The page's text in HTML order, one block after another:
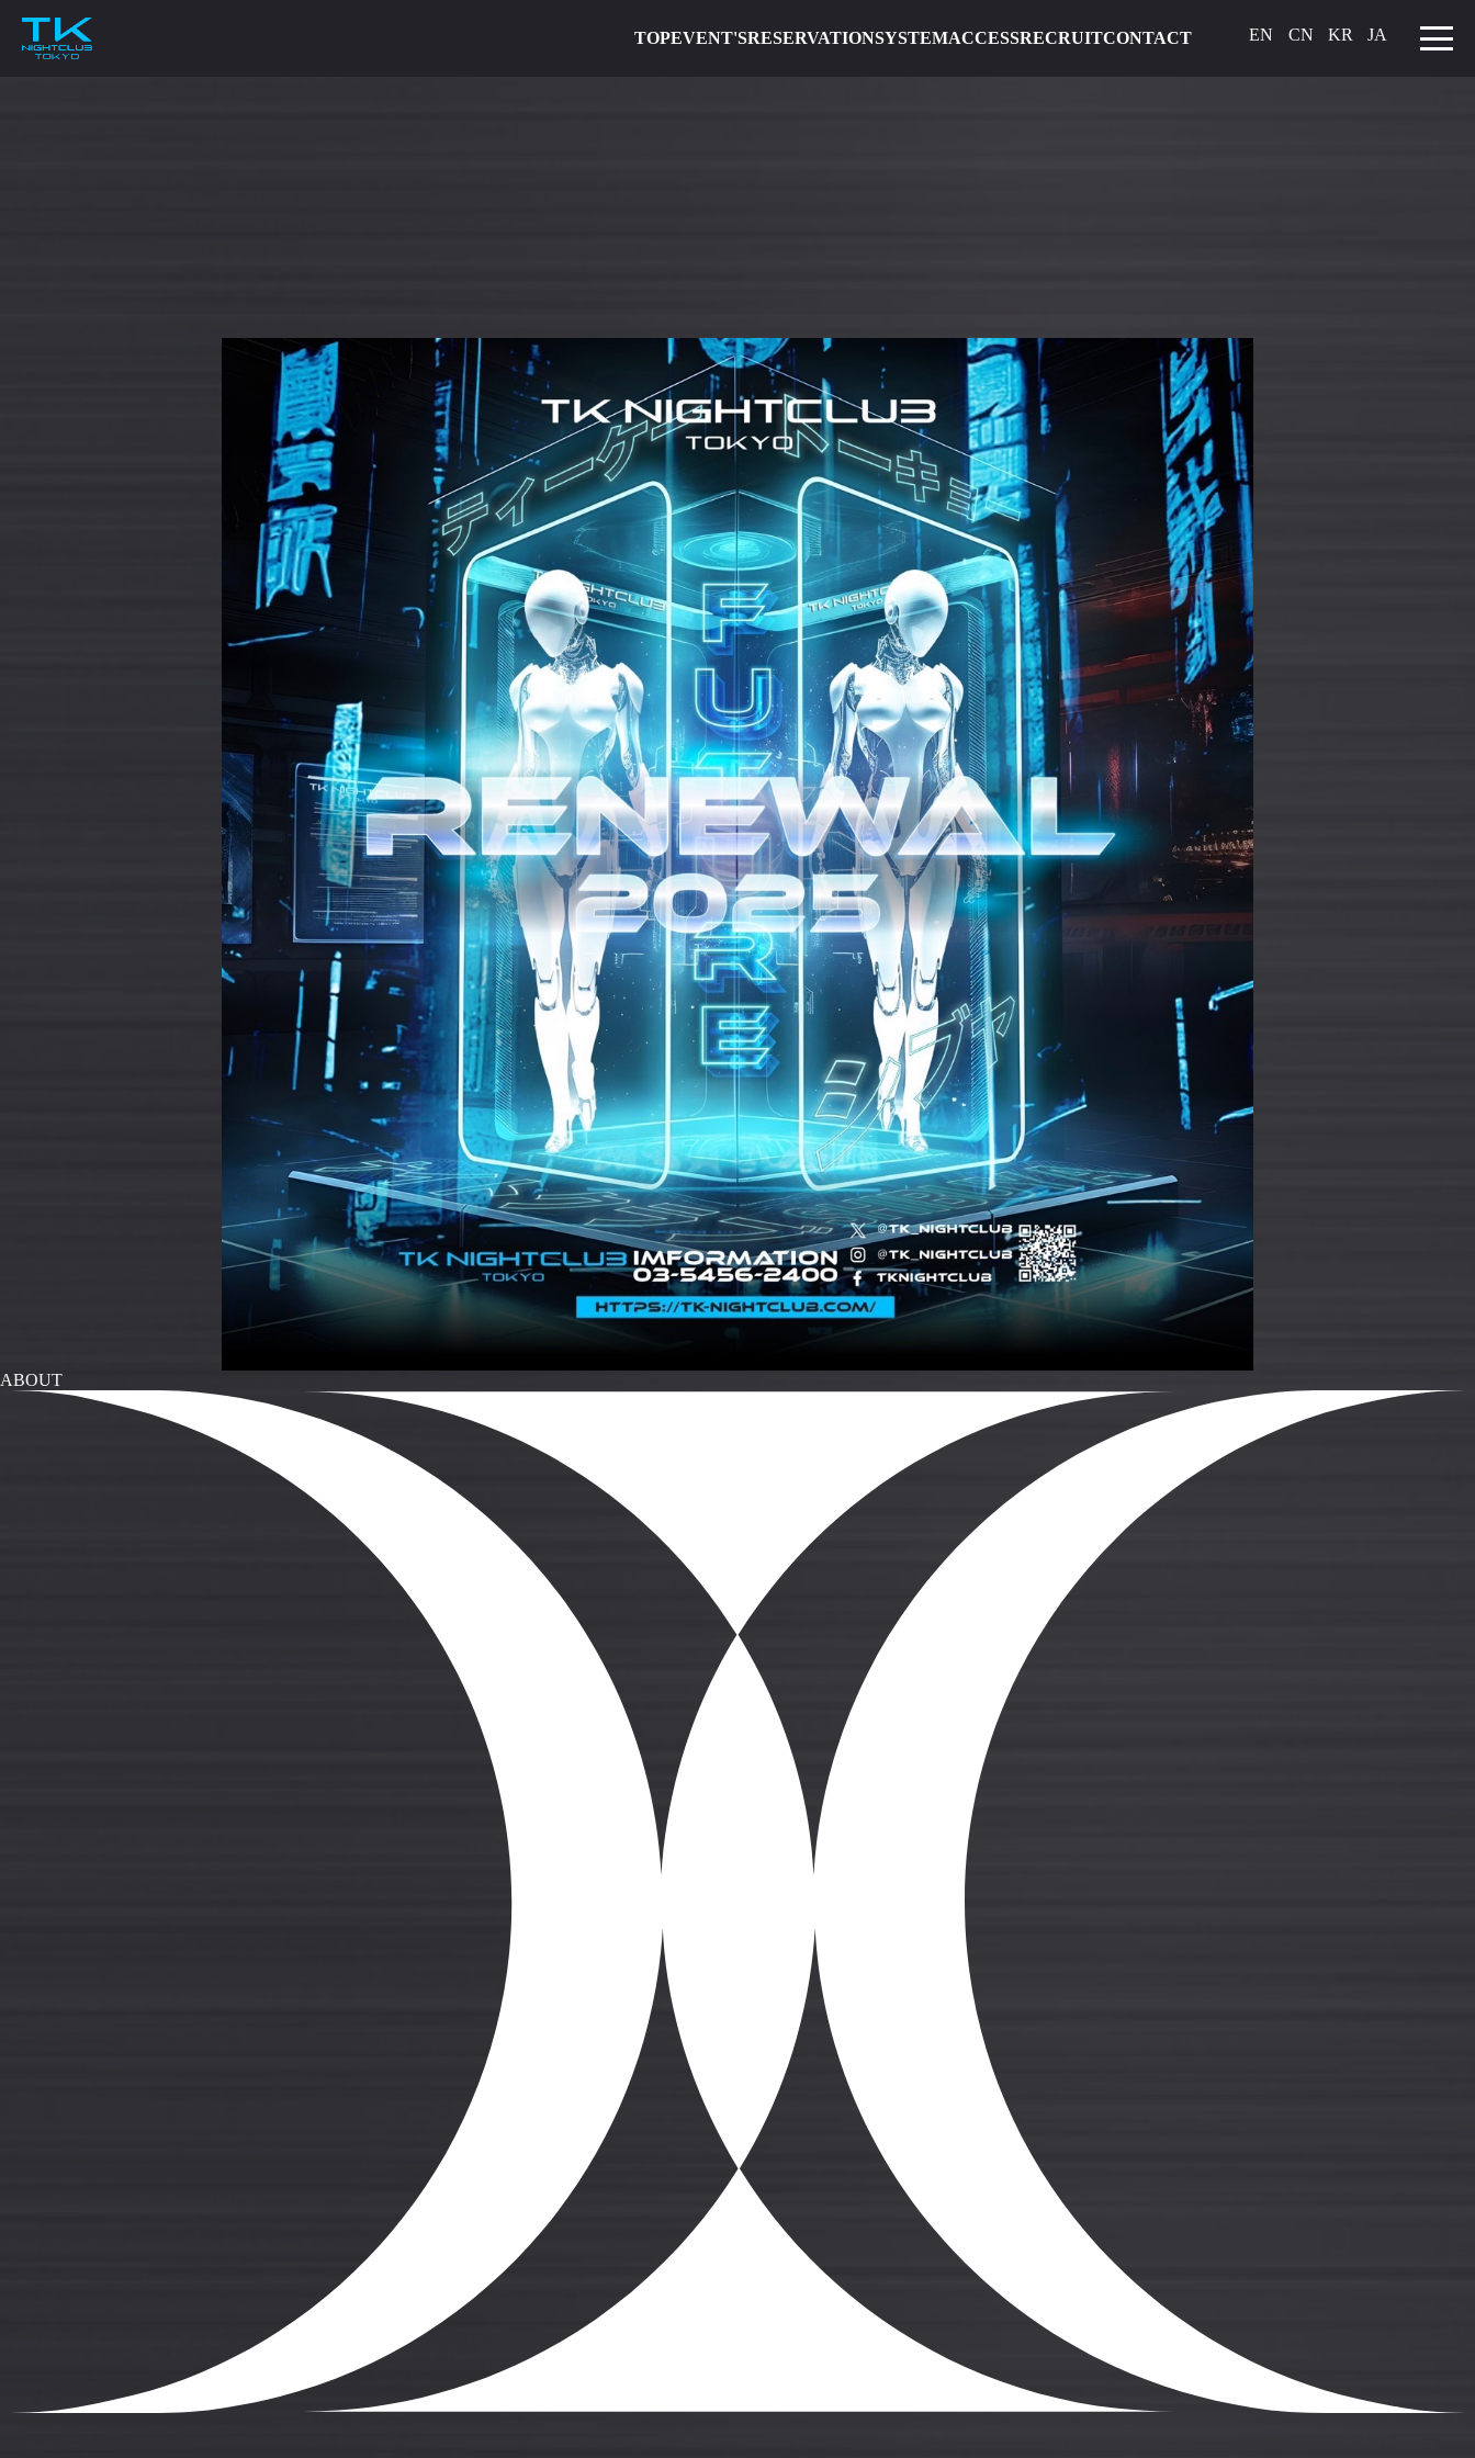
TOPEVENT'SRESERVATIONSYSTEMACCESSRECRUITCONTACT EN CN KR JA
ABOUT